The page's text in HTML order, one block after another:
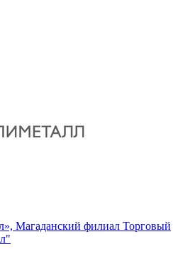
Магаданский филиал Торговый